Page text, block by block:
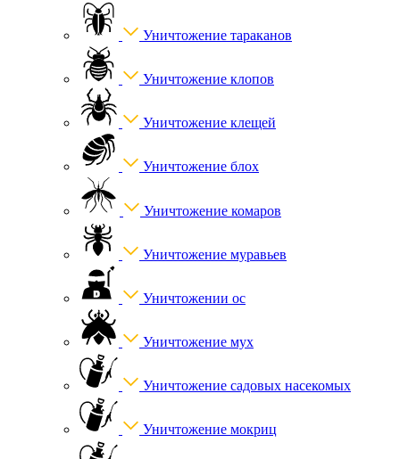
Уничтожение тараканов
Уничтожение клопов
Уничтожение клещей
Уничтожение блох
Уничтожение комаров
Уничтожение муравьев
Уничтожении ос
Уничтожение мух
Уничтожение садовых насекомых
Уничтожение мокриц